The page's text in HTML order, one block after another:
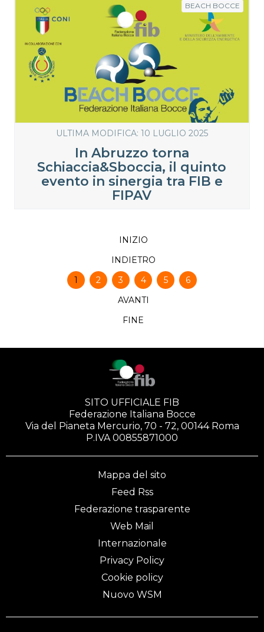
ULTIMA MODIFICA: 10 LUGLIO 2025
In Abruzzo torna
Schiaccia&Sboccia, il quinto
evento in sinergia tra FIB e
FIPAV
BEACH BOCCE
INIZIO
INDIETRO
1
2 3 4 5
6
AVANTI
FINE
SITO UFFICIALE FIB
Federazione Italiana Bocce
Via del Pianeta Mercurio, 70 - 72, 00144 Roma
P.IVA 00855871000
Mappa del sito
Feed Rss
Federazione trasparente
Web Mail
Internazionale
Privacy Policy
Cookie policy
Nuovo WSM